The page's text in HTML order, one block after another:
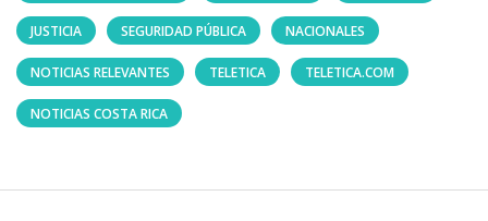
JUSTICIA SEGURIDAD PÚBLICA NACIONALES
NOTICIAS RELEVANTES TELETICA TELETICA.COM
NOTICIAS COSTA RICA